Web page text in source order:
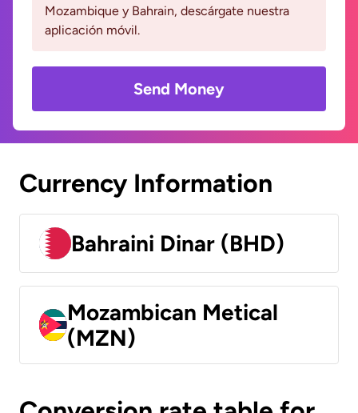
Mozambique y Bahrain, descárgate nuestra
aplicación móvil.
Send Money
Currency Information
Bahraini Dinar (BHD)
Mozambican Metical
(MZN)